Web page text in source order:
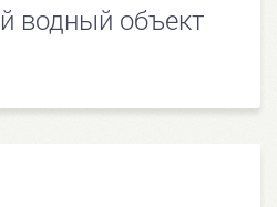
водный объект